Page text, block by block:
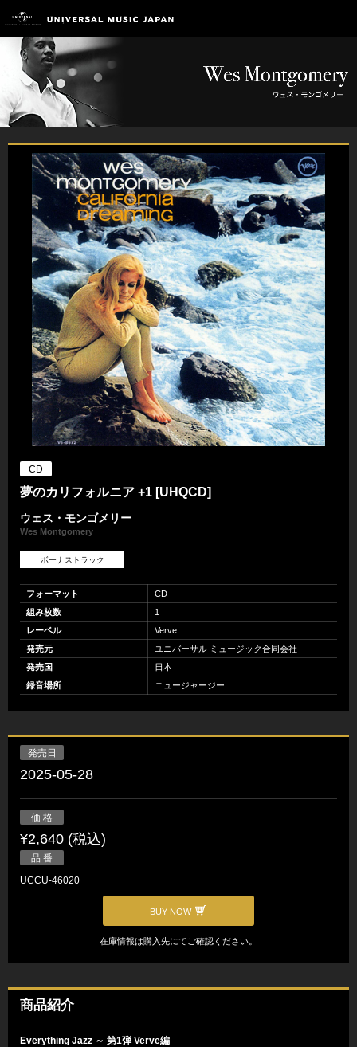
CD
夢のカリフォルニア +1 [UHQCD]
ウェス・モンゴメリー
Wes Montgomery
ボーナストラック
フォーマット
CD
組み枚数
1
レーベル
Verve
発売元
ユニバーサル ミュージック合同会社
発売国
日本
録音場所
ニュージャージー
発売日
2025-05-28
価 格
¥2,640 (税込)
品 番
UCCU-46020
BUY NOW
在庫情報は購入先にてご確認ください。
商品紹介
Everything Jazz ～ 第1弾 Verve編